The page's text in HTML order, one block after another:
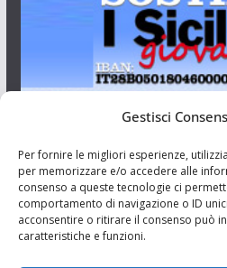
Gestisci
Per fornire le migliori esperienze,
per memorizzare e/o accedere alle
consenso a queste tecnologie ci
comportamento di navigazione o ID
acconsentire o ritirare il consenso può
caratteristiche e funzioni.
Aut. del tribunale di Catania n.23/
Resp. Riccardo Orioles.